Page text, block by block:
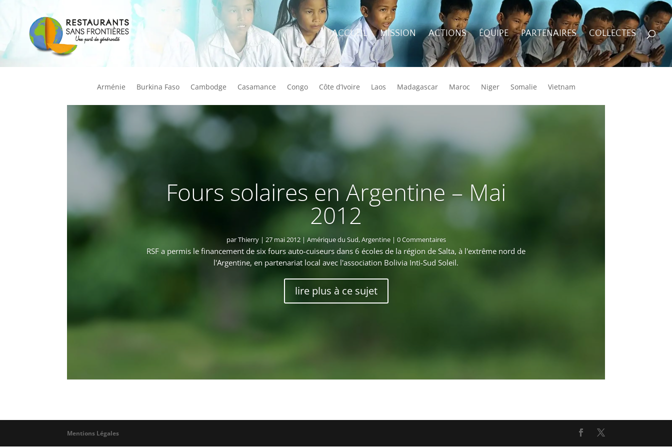
ACCUEIL MISSION ACTIONS ÉQUIPE PARTENAIRES COLLECTES
Arménie Burkina Faso Cambodge Casamance Congo Côte d’Ivoire Laos Madagascar Maroc Niger Somalie Vietnam
Fours solaires en Argentine – Mai
2012
parThierry| 27 mai 2012| Amérique du Sud,Argentine| 0 Commentaires
RSF a permis le financement de six fours auto-cuiseurs dans 6 écoles de la région de Salta, à l'extrême nord de
l'Argentine, en partenariat local avec l'association Bolivia Inti-Sud Soleil.
lire plus à ce sujet
Mentions Légales